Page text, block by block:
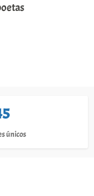
únicos